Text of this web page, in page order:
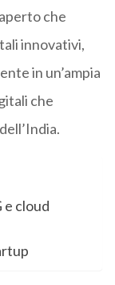
che
innovativi,
in un’ampia
che
e cloud